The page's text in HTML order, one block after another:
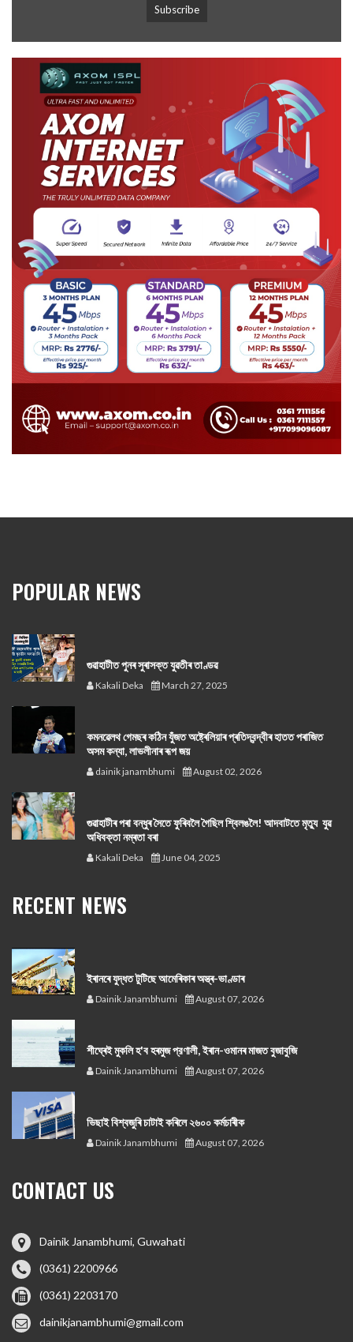
POPULAR NEWS
গুৱাহাটীত পুনৰ সুৰাসক্ত যুৱতীৰ তাণ্ডৱ
Kakali Deka March 27, 2025
কমনৱেলথ গেমছৰ কঠিন যুঁজত অষ্ট্ৰেলিয়াৰ প্ৰতিদ্বন্দ্বীৰ হাতত পৰাজিত
অসম কন্যা, লাভলীনাৰ ৰূপ জয়
dainik janambhumi August 02, 2026
গুৱাহাটীৰ পৰা বন্ধুৰ সৈতে ফুৰিবলৈ গৈছিল শ্বিলঙলৈ! আদবাটতে মৃত্যু যুৱ
অধিবক্তা নম্ৰতা বৰা
Kakali Deka June 04, 2025
RECENT NEWS
ইৰানৰে যুদ্ধত টুটিছে আমেৰিকাৰ অস্ত্ৰ-ভাণ্ডাৰ
Dainik Janambhumi August 07, 2026
শীঘ্ৰেই মুকলি হ'ব হৰমুজ প্রণালী, ইৰান-ওমানৰ মাজত বুজাবুজি
Dainik Janambhumi August 07, 2026
ভিছাই বিশ্বজুৰি চাটাই কৰিলে ২৬০০ কৰ্মচাৰীক
Dainik Janambhumi August 07, 2026
CONTACT US
Dainik Janambhumi, Guwahati
(0361) 2200966
(0361) 2203170
dainikjanambhumi@gmail.com